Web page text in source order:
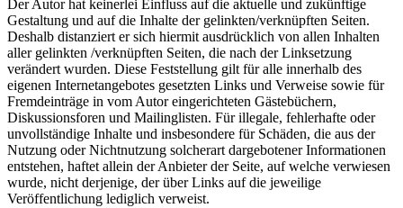
Der Autor hat keinerlei Einfluss auf die aktuelle und zukünftige
Gestaltung und auf die Inhalte der gelinkten/verknüpften Seiten.
Deshalb distanziert er sich hiermit ausdrücklich von allen Inhalten
aller gelinkten /verknüpften Seiten, die nach der Linksetzung
verändert wurden. Diese Feststellung gilt für alle innerhalb des
eigenen Internetangebotes gesetzten Links und Verweise sowie für
Fremdeinträge in vom Autor eingerichteten Gästebüchern,
Diskussionsforen und Mailinglisten. Für illegale, fehlerhafte oder
unvollständige Inhalte und insbesondere für Schäden, die aus der
Nutzung oder Nichtnutzung solcherart dargebotener Informationen
entstehen, haftet allein der Anbieter der Seite, auf welche verwiesen
wurde, nicht derjenige, der über Links auf die jeweilige
Veröffentlichung lediglich verweist.